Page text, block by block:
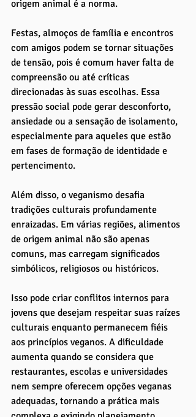
origem animal é a norma.
Festas, almoços de família e encontros
com amigos podem se tornar situações
de tensão, pois é comum haver falta de
compreensão ou até críticas
direcionadas às suas escolhas. Essa
pressão social pode gerar desconforto,
ansiedade ou a sensação de isolamento,
especialmente para aqueles que estão
em fases de formação de identidade e
pertencimento.
Além disso, o veganismo desafia
tradições culturais profundamente
enraizadas. Em várias regiões, alimentos
de origem animal não são apenas
comuns, mas carregam significados
simbólicos, religiosos ou históricos.
Isso pode criar conflitos internos para
jovens que desejam respeitar suas raízes
culturais enquanto permanecem fiéis
aos princípios veganos. A dificuldade
aumenta quando se considera que
restaurantes, escolas e universidades
nem sempre oferecem opções veganas
adequadas, tornando a prática mais